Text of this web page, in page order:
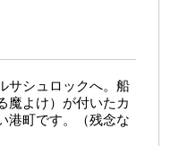
サシュロックへ。船
魔よけ）が付いたカ
港町です。（残念な